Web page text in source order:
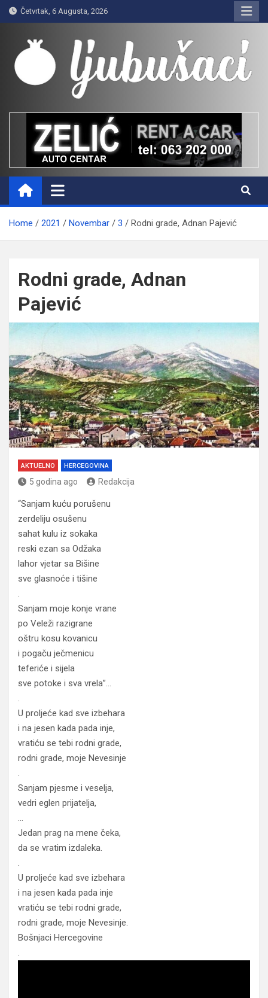
Skip
to
content
Četvrtak, 6 Augusta, 2026
Ljubušaci
Svom voljenom gradu
Home 2021 Novembar 3 Rodni grade, Adnan Pajević
Rodni grade, Adnan
Pajević
AKTUELNO HERCEGOVINA
5 godina ago Redakcija
“Sanjam kuću porušenu
zerdeliju osušenu
sahat kulu iz sokaka
reski ezan sa Odžaka
lahor vjetar sa Bišine
sve glasnoće i tišine
.
Sanjam moje konje vrane
po Veleži razigrane
oštru kosu kovanicu
i pogaču ječmenicu
teferiće i sijela
sve potoke i sva vrela”…
.
U proljeće kad sve izbehara
i na jesen kada pada inje,
vratiću se tebi rodni grade,
rodni grade, moje Nevesinje
.
Sanjam pjesme i veselja,
vedri eglen prijatelja,
…
Jedan prag na mene čeka,
da se vratim izdaleka.
.
U proljeće kad sve izbehara
i na jesen kada pada inje
vratiću se tebi rodni grade,
rodni grade, moje Nevesinje.
Bošnjaci Hercegovine
.